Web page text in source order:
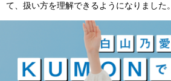
て、扱い方を理解できるようになりました。